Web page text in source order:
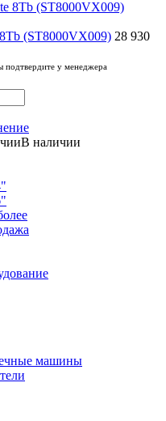
(ST8000VX009) 28 930
подтвердите у менеджера
В наличии
машины